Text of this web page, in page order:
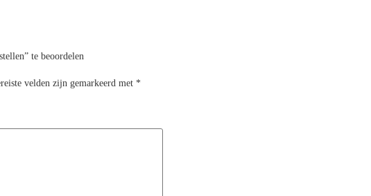
te beoordelen
velden zijn gemarkeerd met *